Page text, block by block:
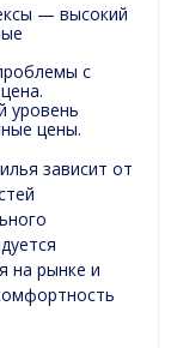
— высокий
с
цены.
зависит от
на рынке и